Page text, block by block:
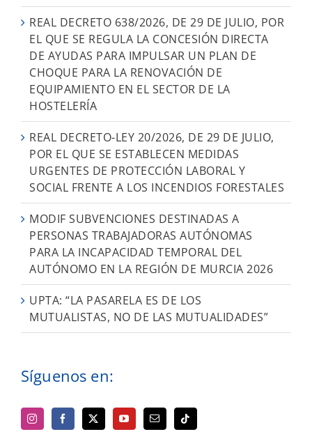
REAL DECRETO 638/2026, DE 29 DE JULIO, POR
EL QUE SE REGULA LA CONCESIÓN DIRECTA
DE AYUDAS PARA IMPULSAR UN PLAN DE
CHOQUE PARA LA RENOVACIÓN DE
EQUIPAMIENTO EN EL SECTOR DE LA
HOSTELERÍA
REAL DECRETO-LEY 20/2026, DE 29 DE JULIO,
POR EL QUE SE ESTABLECEN MEDIDAS
URGENTES DE PROTECCIÓN LABORAL Y
SOCIAL FRENTE A LOS INCENDIOS FORESTALES
MODIF SUBVENCIONES DESTINADAS A
PERSONAS TRABAJADORAS AUTÓNOMAS
PARA LA INCAPACIDAD TEMPORAL DEL
AUTÓNOMO EN LA REGIÓN DE MURCIA 2026
UPTA: “LA PASARELA ES DE LOS
MUTUALISTAS, NO DE LAS MUTUALIDADES”
Síguenos en: